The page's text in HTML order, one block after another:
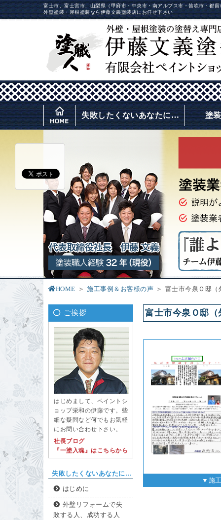
富士市、富士宮市、山梨県（甲府市・中央市・南アルプス市・笛吹市・都
外壁塗装・屋根塗装なら伊藤文義塗装店にお任せ下さい
失敗したくないあなたに… 塗
HOME 施工事例＆お客様の声 富士市今泉Ｏ邸（
ご挨拶
はじめまして、ペイントシ
ョップ栄和の伊藤です。些
細な疑問など何でもお気軽
にお問い合わせ下さい。
社長ブログ
『一塗入魂』はこちらから
失敗したくないあなたに…
はじめに
外壁リフォームで失
敗する人、成功する人
富士市今泉Ｏ邸（
▼施